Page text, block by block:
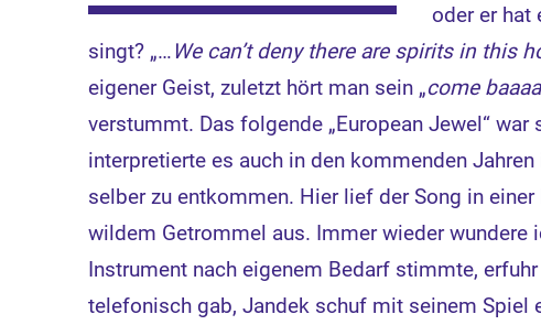
oder er hat
singt? „…We can’t deny there are spirits in this
eigener Geist, zuletzt hört man sein „come
verstummt. Das folgende „European Jewel“
interpretierte es auch in den kommenden
selber zu entkommen. Hier lief der Song in
wildem Getrommel aus. Immer wieder wundere
Instrument nach eigenem Bedarf stimmte,
telefonisch gab, Jandek schuf mit seinem Spiel